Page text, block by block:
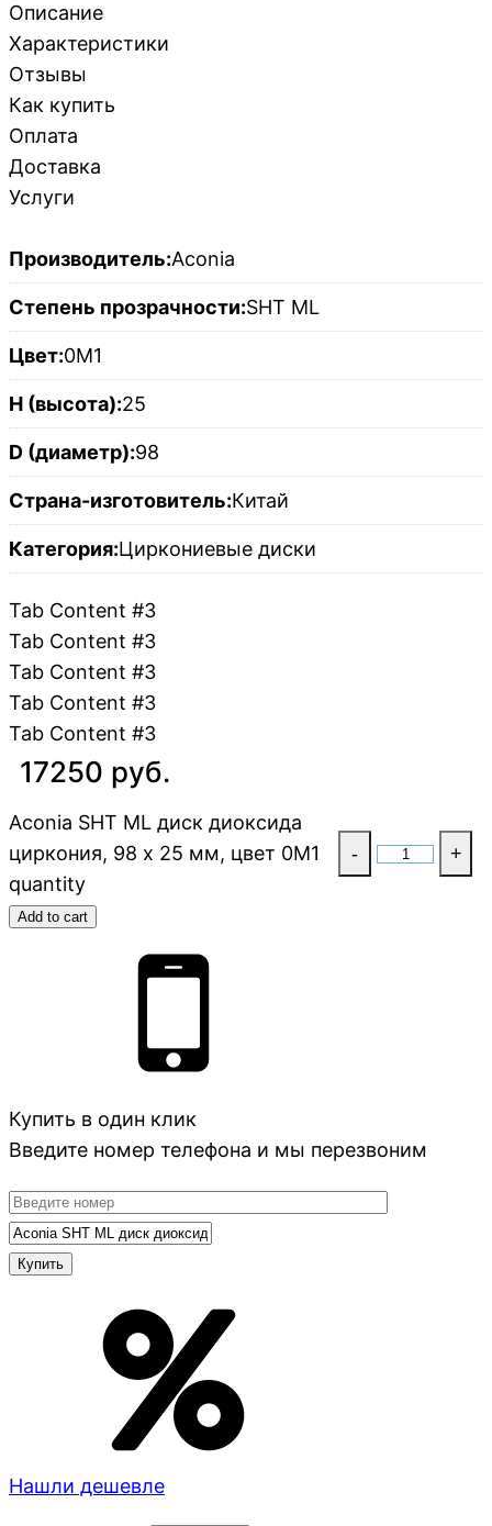
Описание
Характеристики
Отзывы
Как купить
Оплата
Доставка
Услуги
Производитель:Aconia
Степень прозрачности:SHT ML
Цвет:0M1
H (высота):25
D (диаметр):98
Страна-изготовитель:Китай
Категория:Циркониевые диски
Tab Content #3
Tab Content #3
Tab Content #3
Tab Content #3
Tab Content #3
17250 руб.
Aconia SHT ML диск диоксида
циркония, 98 x 25 мм, цвет 0M1
quantity
- +
Add to cart
Купить в один клик
Введите номер телефона и мы перезвоним
Нашли дешевле